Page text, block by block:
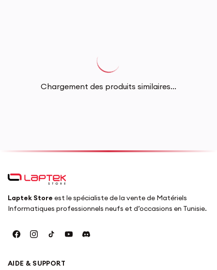
Chargement des produits similaires...
Laptek Store est le spécialiste de la vente de Matériels
Informatiques professionnels neufs et d’occasions en Tunisie.
AIDE & SUPPORT